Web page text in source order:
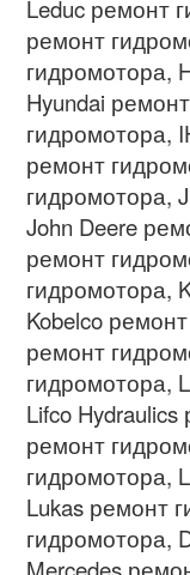
Leduc ремонт
ремонт
гидромотора,
Hyundai
гидромотора,
ремонт
гидромотора,
John Deere
ремонт
гидромотора,
Kobelco
ремонт
гидромотора,
Lifco
ремонт
гидромотора,
Lukas ремонт
гидромотора,